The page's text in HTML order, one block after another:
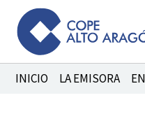
INICIO LA EMISORA